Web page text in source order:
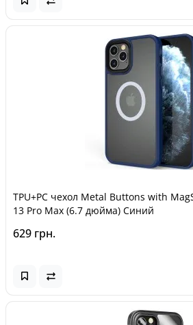
TPU+PC чехол Metal Buttons with
13 Pro Max (6.7 дюйма) Синий
629 грн.